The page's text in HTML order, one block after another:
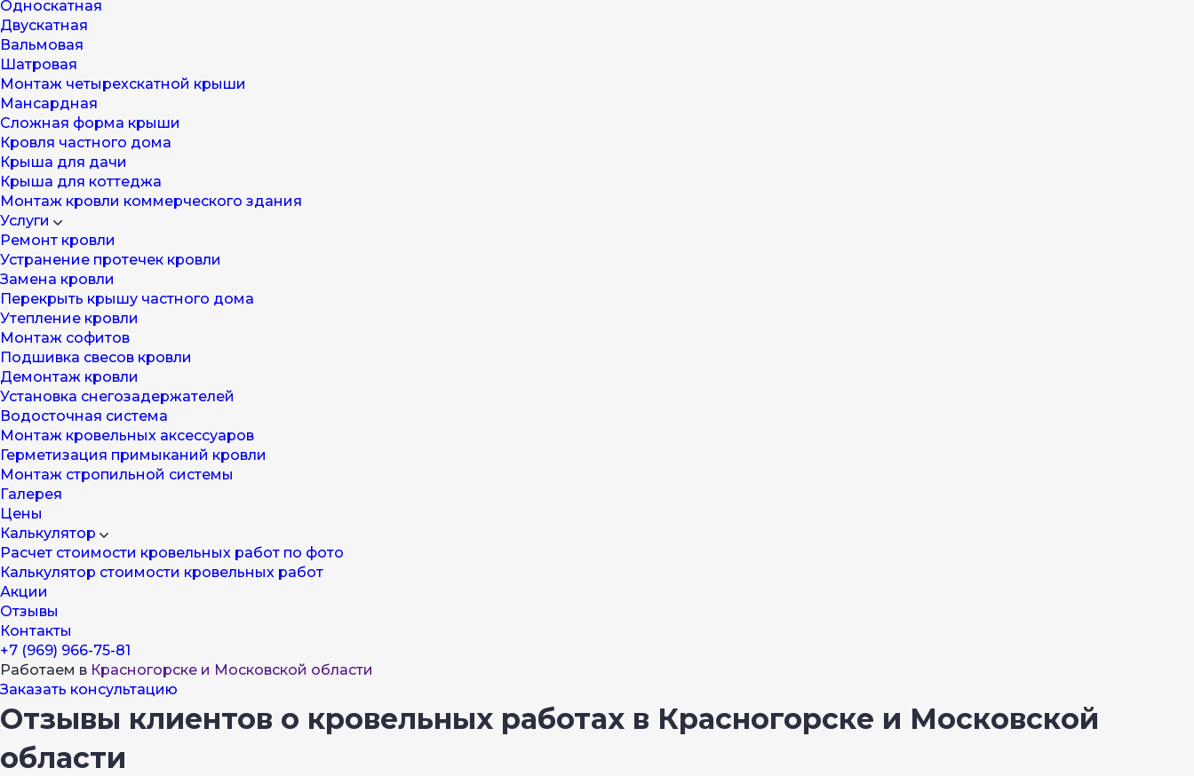
Односкатная
Двускатная
Вальмовая
Шатровая
Монтаж четырехскатной крыши
Мансардная
Cложная форма крыши
Кровля частного дома
Крыша для дачи
Крыша для коттеджа
Монтаж кровли коммерческого здания
Услуги
Ремонт кровли
Устранение протечек кровли
Замена кровли
Перекрыть крышу частного дома
Утепление кровли
Монтаж софитов
Подшивка свесов кровли
Демонтаж кровли
Установка снегозадержателей
Водосточная система
Монтаж кровельных аксессуаров
Герметизация примыканий кровли
Монтаж стропильной системы
Галерея
Цены
Калькулятор
Расчет стоимости кровельных работ по фото
Калькулятор стоимости кровельных работ
Акции
Отзывы
Контакты
+7 (969) 966-75-81
Работаем в Красногорске и Московской области
Заказать консультацию
Отзывы клиентов о кровельных работах в Красногорске и Московской
области